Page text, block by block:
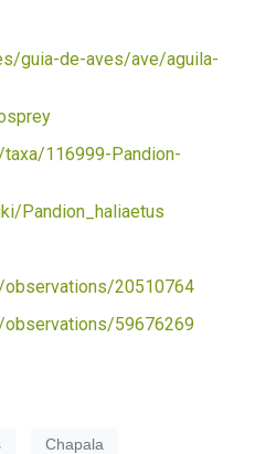
guia-de-aves/ave/aguila-
116999-Pandion-
Pandion_haliaetus
observations/20510764
observations/59676269
Chapala